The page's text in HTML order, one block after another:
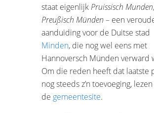
staat eigenlijk Pruissisch Munden
Preußisch Münden – een
aanduiding voor de Duitse stad
Minden, die nog wel eens met
Hannoversch Münden verward
Om die reden heeft dat laatste
nog steeds z’n toevoeging,
de gemeentesite.